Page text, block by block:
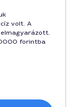
volt. A
elmagyarázott.
forintba